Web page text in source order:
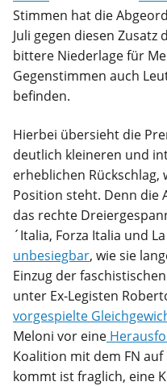
Stimmen hat die
Juli gegen diesen
bittere Niederlage für
Gegenstimmen auch
befinden.
Hierbei übersieht die
deutlich kleineren und
erheblichen
Position steht. Denn die
das rechte
´Italia, Forza Italia und
unbesiegbar, wie sie
Einzug der
unter Ex-Legisten
vorgespielte
Meloni vor eine
Koalition mit dem FN
kommt ist fraglich, eine